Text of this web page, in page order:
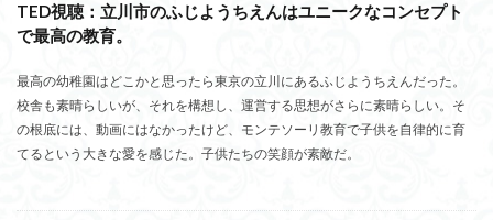
TED視聴：立川市のふじようちえんはユニークなコンセプト
で最高の教育。
最高の幼稚園はどこかと思ったら東京の立川にあるふじようちえんだった。
校舎も素晴らしいが、それを構想し、運営する思想がさらに素晴らしい。そ
の根底には、動画にはなかったけど、モンテソーリ教育で子供を自律的に育
てるという大きな愛を感じた。子供たちの笑顔が素敵だ。